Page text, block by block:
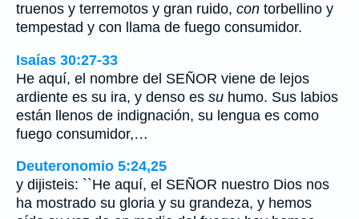
truenos y terremotos y gran ruido, con torbellino y
tempestad y con llama de fuego consumidor.
Isaías 30:27-33
He aquí, el nombre del SEÑOR viene de lejos
ardiente es su ira, y denso es su humo. Sus labios
están llenos de indignación, su lengua es como
fuego consumidor,…
Deuteronomio 5:24,25
y dijisteis: ``He aquí, el SEÑOR nuestro Dios nos
ha mostrado su gloria y su grandeza, y hemos